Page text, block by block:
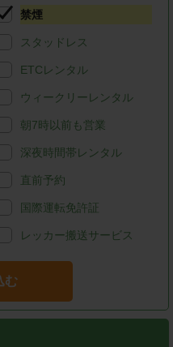
禁煙
スタッドレス
ETCレンタル
ウィークリーレンタル
朝7時以前も営業
深夜時間帯レンタル
直前予約
国際運転免許証
レッカー搬送サービス
む